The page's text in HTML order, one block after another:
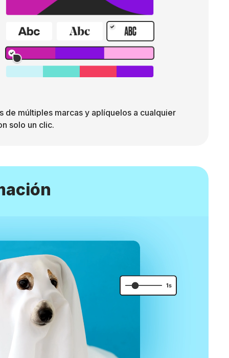
de múltiples marcas y aplíquelos a cualquier
solo un clic.